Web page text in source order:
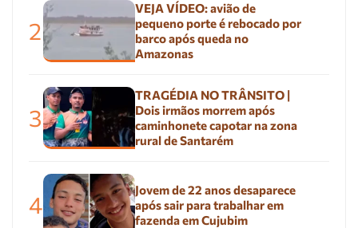
2
VEJA VÍDEO: avião de
pequeno porte é rebocado por
barco após queda no
Amazonas
3
TRAGÉDIA NO TRÂNSITO |
Dois irmãos morrem após
caminhonete capotar na zona
rural de Santarém
4
Jovem de 22 anos desaparece
após sair para trabalhar em
fazenda em Cujubim